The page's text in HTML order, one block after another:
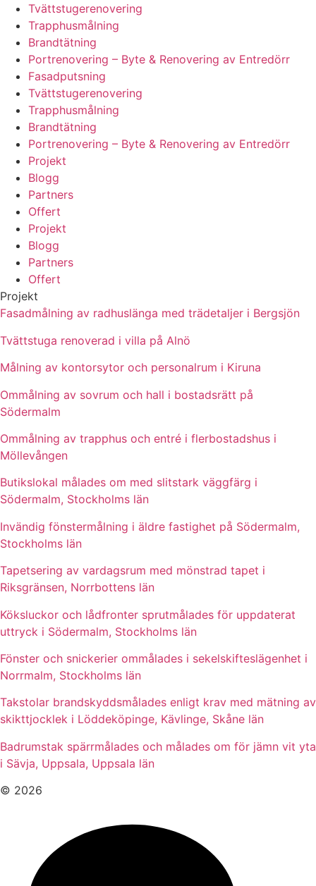
Tvättstugerenovering
Trapphusmålning
Brandtätning
Portrenovering – Byte & Renovering av Entredörr
Fasadputsning
Tvättstugerenovering
Trapphusmålning
Brandtätning
Portrenovering – Byte & Renovering av Entredörr
Projekt
Blogg
Partners
Offert
Projekt
Blogg
Partners
Offert
Projekt
Fasadmålning av radhuslänga med trädetaljer i Bergsjön
Tvättstuga renoverad i villa på Alnö
Målning av kontorsytor och personalrum i Kiruna
Ommålning av sovrum och hall i bostadsrätt på
Södermalm
Ommålning av trapphus och entré i flerbostadshus i
Möllevången
Butikslokal målades om med slitstark väggfärg i
Södermalm, Stockholms län
Invändig fönstermålning i äldre fastighet på Södermalm,
Stockholms län
Tapetsering av vardagsrum med mönstrad tapet i
Riksgränsen, Norrbottens län
Köksluckor och lådfronter sprutmålades för uppdaterat
uttryck i Södermalm, Stockholms län
Fönster och snickerier ommålades i sekelskifteslägenhet i
Norrmalm, Stockholms län
Takstolar brandskyddsmålades enligt krav med mätning av
skikttjocklek i Löddeköpinge, Kävlinge, Skåne län
Badrumstak spärrmålades och målades om för jämn vit yta
i Sävja, Uppsala, Uppsala län
© 2026